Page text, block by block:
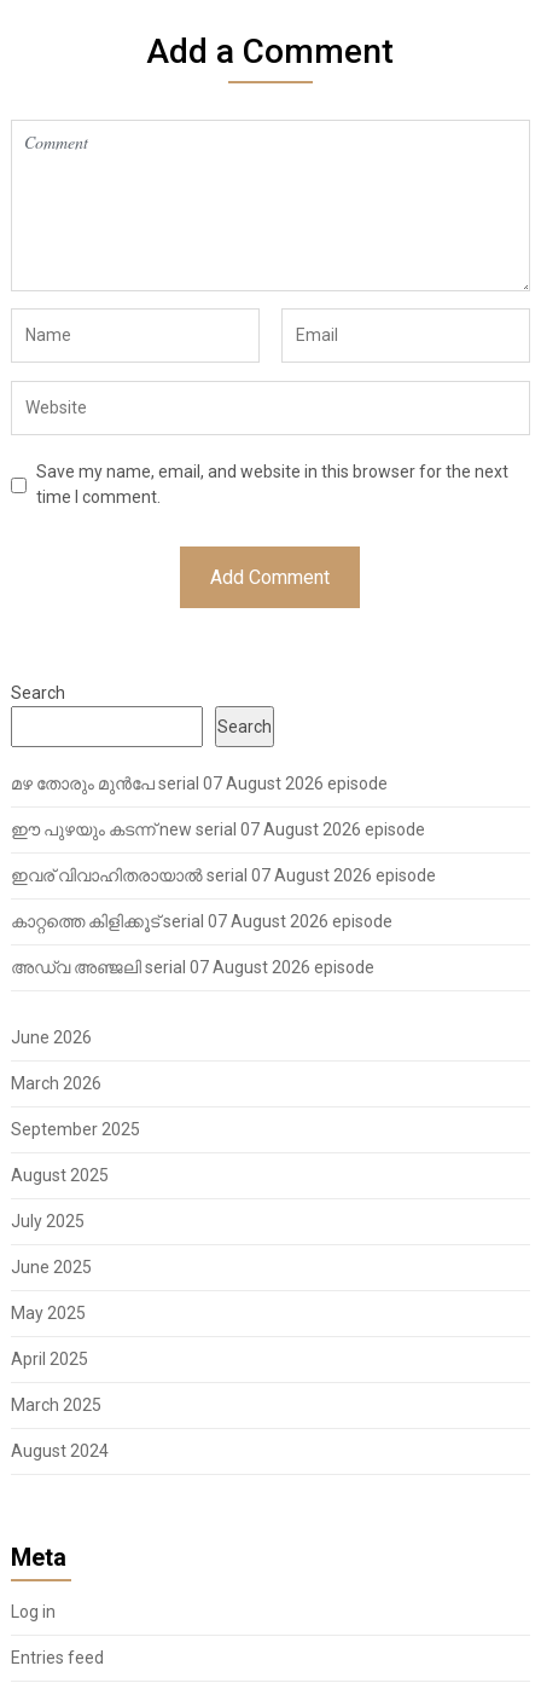
Add a Comment
Save my name, email, and website in this browser for the next
time I comment.
Search
Search
മഴ തോരും മുൻപേ serial 07 August 2026 episode
ഈ പുഴയും കടന്ന് new serial 07 August 2026 episode
ഇവര് വിവാഹിതരായാൽ serial 07 August 2026 episode
കാറ്റത്തെ കിളിക്കൂട് serial 07 August 2026 episode
അഡ്വ അഞ്ജലി serial 07 August 2026 episode
June 2026
March 2026
September 2025
August 2025
July 2025
June 2025
May 2025
April 2025
March 2025
August 2024
Meta
Log in
Entries feed